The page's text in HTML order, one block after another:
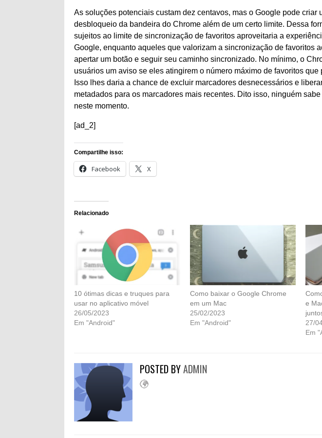
As soluções potenciais custam dez centavos, mas o Google pode criar
desbloqueio da bandeira do Chrome além de um certo limite. Dessa
sujeitos ao limite de sincronização de favoritos aproveitaria a
Google, enquanto aqueles que valorizam a sincronização de favoritos
apertar um botão e seguir seu caminho sincronizado. No mínimo, o
usuários um aviso se eles atingirem o número máximo de favoritos que
Isso lhes daria a chance de excluir marcadores desnecessários e
metadados para os marcadores mais recentes. Dito isso, ninguém
neste momento.
[ad_2]
Compartilhe isso:
Facebook X
Relacionado
10 ótimas dicas e truques para
usar no aplicativo móvel
26/05/2023
Em "Android"
Como baixar o Google Chrome
em um Mac
25/02/2023
Em "Android"
e
27/
Em
POSTED BYADMIN